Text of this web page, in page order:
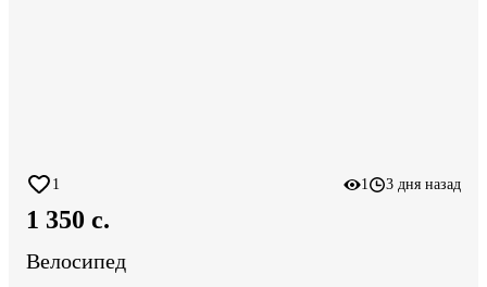
1 1 3 дня назад
1 350 c.
Велосипед